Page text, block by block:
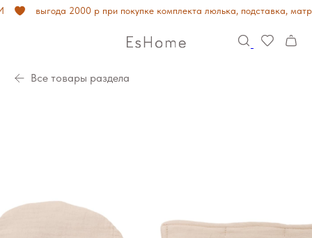
выгода 2000 р при покупке комплекта люлька, подставка,
Все товары раздела